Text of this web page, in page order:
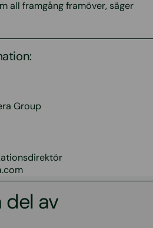
all framgång framöver, säger
Group
av